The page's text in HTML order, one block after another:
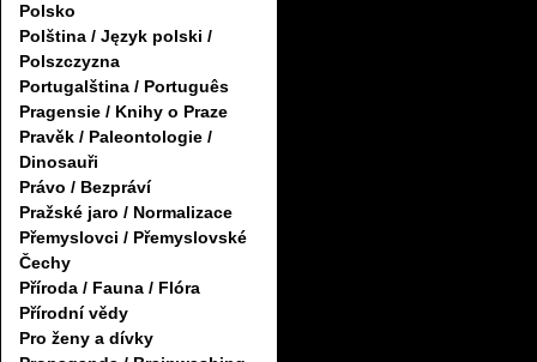
Polsko
Polština / Język polski /
Polszczyzna
Portugalština / Português
Pragensie / Knihy o Praze
Pravěk / Paleontologie /
Dinosauři
Právo / Bezpráví
Pražské jaro / Normalizace
Přemyslovci / Přemyslovské
Čechy
Příroda / Fauna / Flóra
Přírodní vědy
Pro ženy a dívky